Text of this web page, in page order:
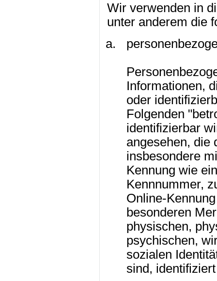
Wir verwenden in
unter anderem die
Informationen,
oder
Folgenden
identifizierbar
angesehen, die
insbesondere
Kennung wie
Kennnummer,
Online-
besonderen
physischen,
psychischen,
sozialen
sind,